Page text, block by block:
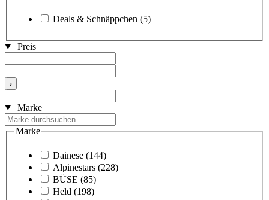
Deals & Schnäppchen (5)
Preis
›
Marke
Marke
Dainese (144)
Alpinestars (228)
BÜSE (85)
Held (198)